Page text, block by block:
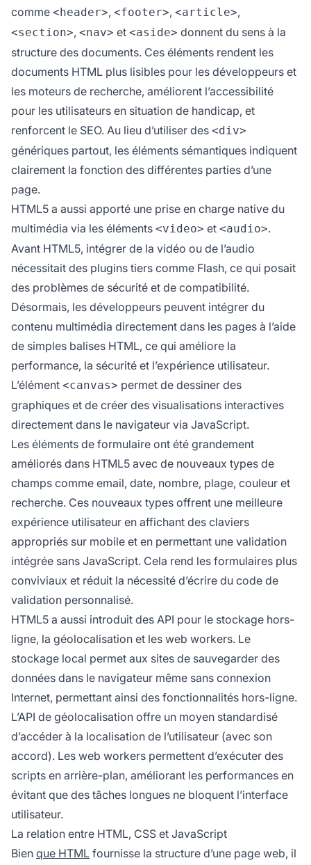
comme <header>, <footer>, <article>,
<section>, <nav> et <aside> donnent du sens à la
structure des documents. Ces éléments rendent les
documents HTML plus lisibles pour les développeurs et
les moteurs de recherche, améliorent l’accessibilité
pour les utilisateurs en situation de handicap, et
renforcent le SEO. Au lieu d’utiliser des <div>
génériques partout, les éléments sémantiques indiquent
clairement la fonction des différentes parties d’une
page.
HTML5 a aussi apporté une prise en charge native du
multimédia via les éléments <video> et <audio>.
Avant HTML5, intégrer de la vidéo ou de l’audio
nécessitait des plugins tiers comme Flash, ce qui posait
des problèmes de sécurité et de compatibilité.
Désormais, les développeurs peuvent intégrer du
contenu multimédia directement dans les pages à l’aide
de simples balises HTML, ce qui améliore la
performance, la sécurité et l’expérience utilisateur.
L’élément <canvas> permet de dessiner des
graphiques et de créer des visualisations interactives
directement dans le navigateur via JavaScript.
Les éléments de formulaire ont été grandement
améliorés dans HTML5 avec de nouveaux types de
champs comme email, date, nombre, plage, couleur et
recherche. Ces nouveaux types offrent une meilleure
expérience utilisateur en affichant des claviers
appropriés sur mobile et en permettant une validation
intégrée sans JavaScript. Cela rend les formulaires plus
conviviaux et réduit la nécessité d’écrire du code de
validation personnalisé.
HTML5 a aussi introduit des API pour le stockage hors-
ligne, la géolocalisation et les web workers. Le
stockage local permet aux sites de sauvegarder des
données dans le navigateur même sans connexion
Internet, permettant ainsi des fonctionnalités hors-ligne.
L’API de géolocalisation offre un moyen standardisé
d’accéder à la localisation de l’utilisateur (avec son
accord). Les web workers permettent d’exécuter des
scripts en arrière-plan, améliorant les performances en
évitant que des tâches longues ne bloquent l’interface
utilisateur.
La relation entre HTML, CSS et JavaScript
Bien que HTML fournisse la structure d’une page web, il